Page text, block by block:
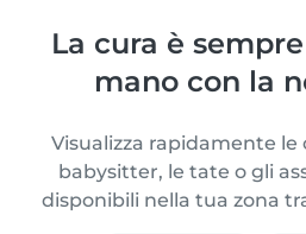
La cura è
mano con la
Visualizza rapidamente le
babysitter, le tate o gli
disponibili nella tua zona